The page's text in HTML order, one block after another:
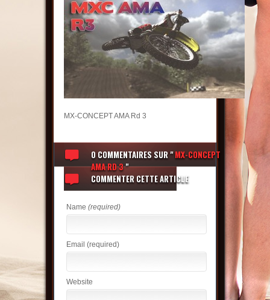
MX-CONCEPT AMA Rd 3
0 COMMENTAIRESSUR "MX-CONCEPT
AMA RD 3"
COMMENTER CETTE ARTICLE
Name (required)
Email (required)
Website